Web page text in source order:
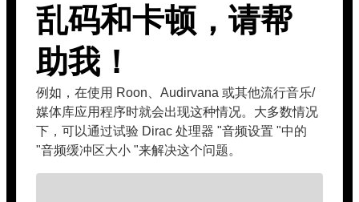
乱码和卡顿，请帮
助我！
例如，在使用 Roon、Audirvana 或其他流行音乐/
媒体库应用程序时就会出现这种情况。大多数情况
下，可以通过试验 Dirac 处理器 "音频设置 "中的
"音频缓冲区大小 "来解决这个问题。